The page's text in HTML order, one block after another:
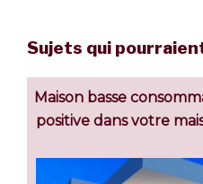
Sujets qui
Maison basse
positive dans votre